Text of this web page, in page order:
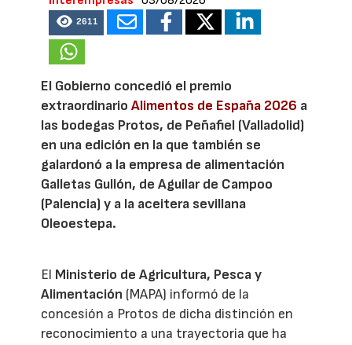
2611
El Gobierno concedió el premio
extraordinarioAlimentos de España 2026 a
las bodegas Protos, de Peñafiel (Valladolid)
en una edición en la que también se
galardonó a la empresa de alimentación
Galletas Gullón, de Aguilar de Campoo
(Palencia) y a la aceitera sevillana
Oleoestepa.
El Ministerio de Agricultura, Pesca y
Alimentación (MAPA) informó de la
concesión a Protos de dicha distinción en
reconocimiento a una trayectoria que ha